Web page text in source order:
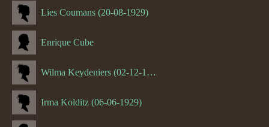
Lies Coumans (20-08-1929)
Enrique Cube
Wilma Keydeniers (02-12-1953)
Irma Kolditz (06-06-1929)